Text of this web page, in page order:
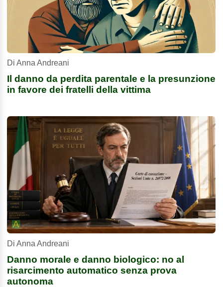
Di Anna Andreani
Il danno da perdita parentale e la presunzione
in favore dei fratelli della vittima
Di Anna Andreani
Danno morale e danno biologico: no al
risarcimento automatico senza prova
autonoma